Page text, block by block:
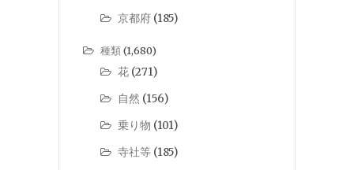
京都府 (185)
種類(1,680)
花 (271)
自然 (156)
乗り物 (101)
寺社等 (185)